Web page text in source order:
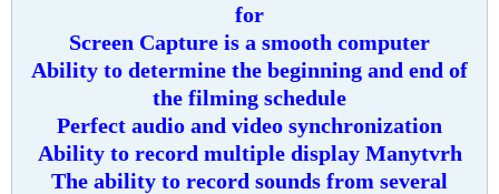
for
Screen Capture is a smooth computer
Ability to determine the beginning and end of
the filming schedule
Perfect audio and video synchronization
Ability to record multiple display Manytvrh
The ability to record sounds from several